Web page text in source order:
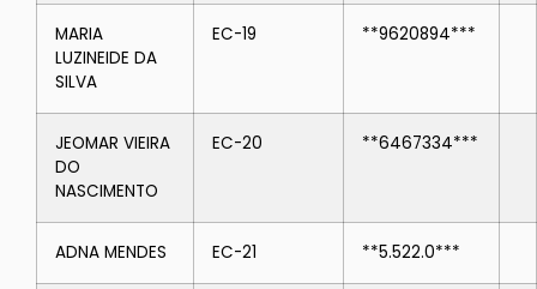
MARIA
LUZINEIDE DA
SILVA
EC-19 **9620894***
JEOMAR VIEIRA
DO
NASCIMENTO
EC-20 **6467334***
ADNA MENDES EC-21 **5.522.0***